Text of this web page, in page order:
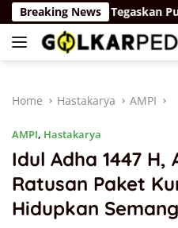
Skip
to
content
Breaking News
Soebagyo Tegaskan Pupuk
Home Hastakarya AMPI
AMPI, Hastakarya
Idul Adha 1447 H,
Ratusan Paket
Hidupkan